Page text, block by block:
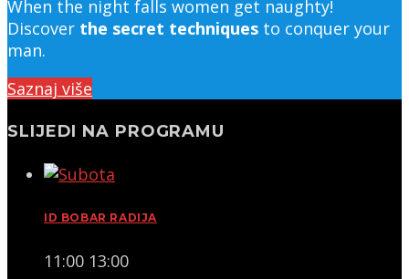
When the night falls women get naughty!
Discover the secret techniques to conquer your
man.
Saznaj više
SLIJEDI NA PROGRAMU
ID BOBAR RADIJA
11:00 13:00